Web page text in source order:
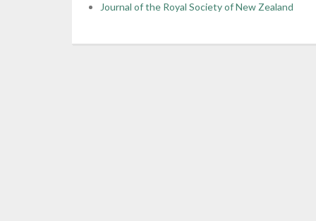
Journal of the Royal Society of New Zealand